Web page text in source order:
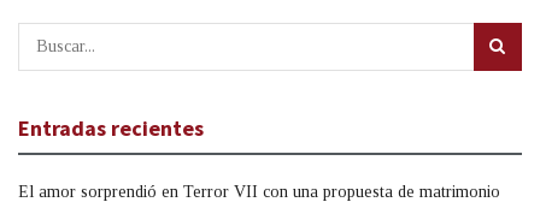
Entradas recientes
El amor sorprendió en Terror VII con una propuesta de matrimonio